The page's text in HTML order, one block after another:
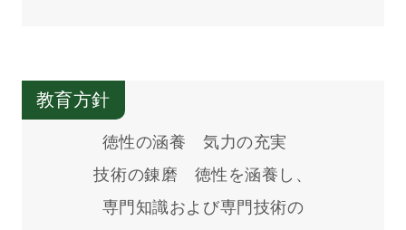
教育方針
徳性の涵養 気力の充実
技術の錬磨 徳性を涵養し、
専門知識および専門技術の